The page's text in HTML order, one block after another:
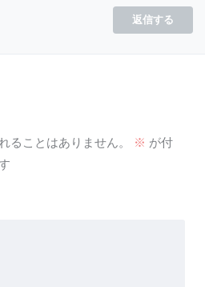
返信する
ることはありません。 ※ が付